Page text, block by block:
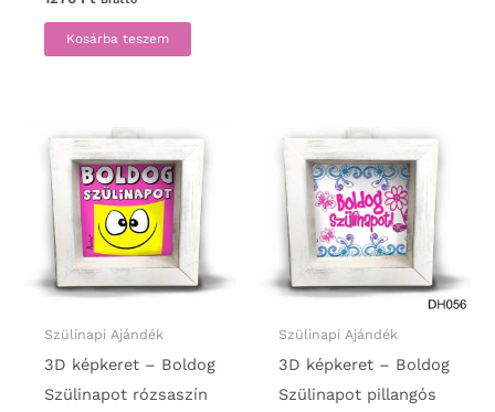
Kosárba teszem
Szülinapi Ajándék
3D képkeret – Boldog
Szülinapot rózsaszín
Szülinapi Ajándék
3D képkeret – Boldog
Szülinapot pillangós